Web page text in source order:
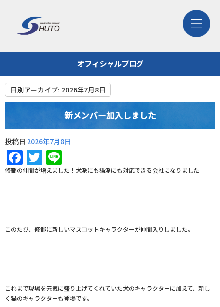
オフィシャルブログ
日別アーカイブ: 2026年7月8日
新メンバー加入しました
投稿日 2026年7月8日
Facebook
Twitter
修都の仲間が増えました！犬派にも猫派にも対応できる会社になりました
このたび、修都に新しいマスコットキャラクターが仲間入りしました。
これまで現場を元気に盛り上げてくれていた犬のキャラクターに加えて、新し
く猫のキャラクターも登場です。